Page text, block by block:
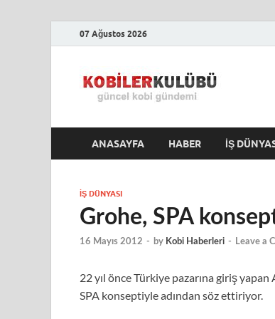
07 Ağustos 2026
ANASAYFA HABER İŞ
İŞ DÜNYASI
Grohe, SPA
16 Mayıs 2012 - by Kobi Haberleri - Leave a
22 yıl önce Türkiye pazarına giriş
SPA konseptiyle adından söz ettiriyor.